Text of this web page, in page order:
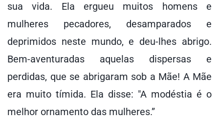
sua vida. Ela ergueu muitos homens e
mulheres pecadores, desamparados e
deprimidos neste mundo, e deu-lhes abrigo.
Bem-aventuradas aquelas dispersas e
perdidas, que se abrigaram sob a Mãe! A Mãe
era muito tímida. Ela disse: "A modéstia é o
melhor ornamento das mulheres.”